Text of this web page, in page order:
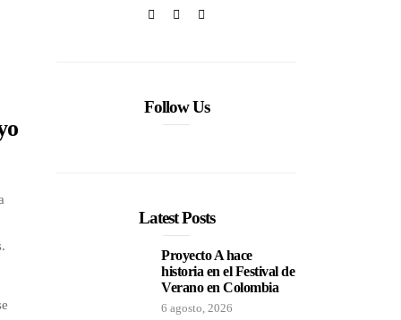
Follow Us
Latest Posts
Proyecto A hace
historia en el Festival de
Verano en Colombia
6 agosto, 2026